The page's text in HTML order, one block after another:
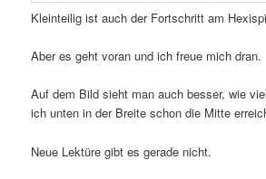
Kleinteilig ist auch der Fortschritt am
Aber es geht voran und ich freue mich dran.
Auf dem Bild sieht man auch besser, wie
ich unten in der Breite schon die Mitte
Neue Lektüre gibt es gerade nicht.